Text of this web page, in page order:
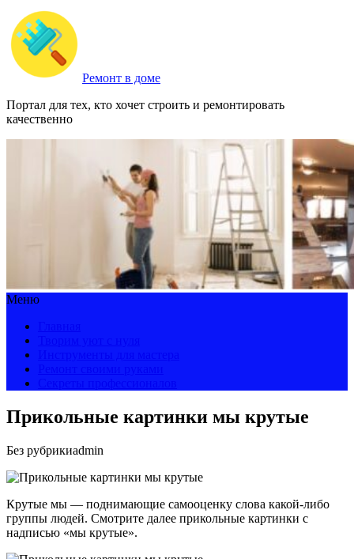
Ремонт в доме
Портал для тех, кто хочет строить и ремонтировать
качественно
Меню
Прикольные картинки мы крутые
Без рубрикиadmin
Крутые мы — поднимающие самооценку слова какой-либо
группы людей. Смотрите далее прикольные картинки с
надписью «мы крутые».